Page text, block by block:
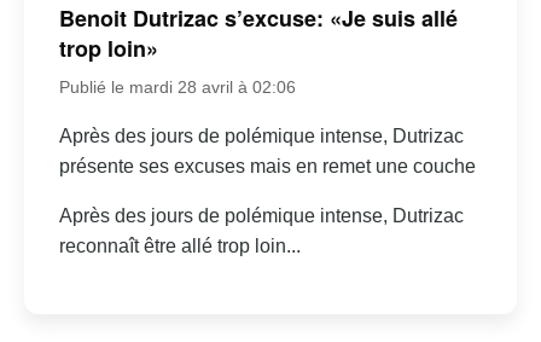
Benoit Dutrizac s’excuse: «Je suis allé
trop loin»
Publié le mardi 28 avril à 02:06
Après des jours de polémique intense, Dutrizac
présente ses excuses mais en remet une couche
Après des jours de polémique intense, Dutrizac
reconnaît être allé trop loin...